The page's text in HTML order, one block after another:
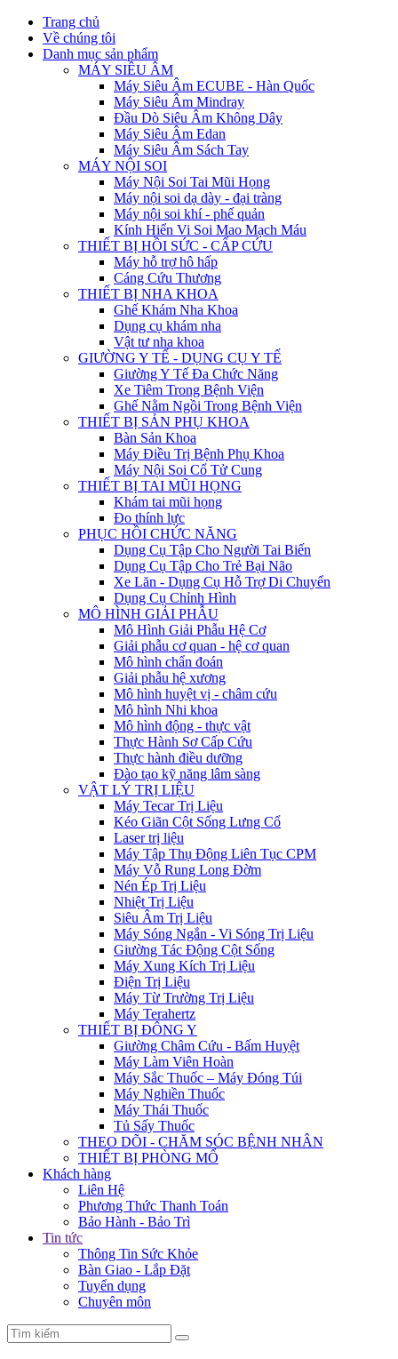
Trang chủ
Về chúng tôi
Danh mục sản phẩm
MÁY SIÊU ÂM
Máy Siêu Âm ECUBE - Hàn Quốc
Máy Siêu Âm Mindray
Đầu Dò Siêu Âm Không Dây
Máy Siêu Âm Edan
Máy Siêu Âm Sách Tay
MÁY NỘI SOI
Máy Nội Soi Tai Mũi Họng
Máy nội soi dạ dày - đại tràng
Máy nội soi khí - phế quản
Kính Hiển Vi Soi Mao Mạch Máu
THIẾT BỊ HỒI SỨC - CẤP CỨU
Máy hỗ trợ hô hấp
Cáng Cứu Thương
THIẾT BỊ NHA KHOA
Ghế Khám Nha Khoa
Dụng cụ khám nha
Vật tư nha khoa
GIƯỜNG Y TẾ - DỤNG CỤ Y TẾ
Giường Y Tế Đa Chức Năng
Xe Tiêm Trong Bệnh Viện
Ghế Nằm Ngồi Trong Bệnh Viện
THIẾT BỊ SẢN PHỤ KHOA
Bàn Sản Khoa
Máy Điều Trị Bệnh Phụ Khoa
Máy Nội Soi Cổ Tử Cung
THIẾT BỊ TAI MŨI HỌNG
Khám tai mũi họng
Đo thính lực
PHỤC HỒI CHỨC NĂNG
Dụng Cụ Tập Cho Người Tai Biến
Dụng Cụ Tập Cho Trẻ Bại Não
Xe Lăn - Dụng Cụ Hỗ Trợ Di Chuyển
Dụng Cụ Chỉnh Hình
MÔ HÌNH GIẢI PHẪU
Mô Hình Giải Phẫu Hệ Cơ
Giải phẫu cơ quan - hệ cơ quan
Mô hình chẩn đoán
Giải phẫu hệ xương
Mô hình huyệt vị - châm cứu
Mô hình Nhi khoa
Mô hình động - thực vật
Thực Hành Sơ Cấp Cứu
Thực hành điều dưỡng
Đào tạo kỹ năng lâm sàng
VẬT LÝ TRỊ LIỆU
Máy Tecar Trị Liệu
Kéo Giãn Cột Sống Lưng Cổ
Laser trị liệu
Máy Tập Thụ Động Liên Tục CPM
Máy Vỗ Rung Long Đờm
Nén Ép Trị Liệu
Nhiệt Trị Liệu
Siêu Âm Trị Liệu
Máy Sóng Ngắn - Vi Sóng Trị Liệu
Giường Tác Động Cột Sống
Máy Xung Kích Trị Liệu
Điện Trị Liệu
Máy Từ Trường Trị Liệu
Máy Terahertz
THIẾT BỊ ĐÔNG Y
Giường Châm Cứu - Bấm Huyệt
Máy Làm Viên Hoàn
Máy Sắc Thuốc – Máy Đóng Túi
Máy Nghiền Thuốc
Máy Thái Thuốc
Tủ Sấy Thuốc
THEO DÕI - CHĂM SÓC BỆNH NHÂN
THIẾT BỊ PHÒNG MỔ
Khách hàng
Liên Hệ
Phương Thức Thanh Toán
Bảo Hành - Bảo Trì
Tin tức
Thông Tin Sức Khỏe
Bàn Giao - Lắp Đặt
Tuyển dụng
Chuyên môn